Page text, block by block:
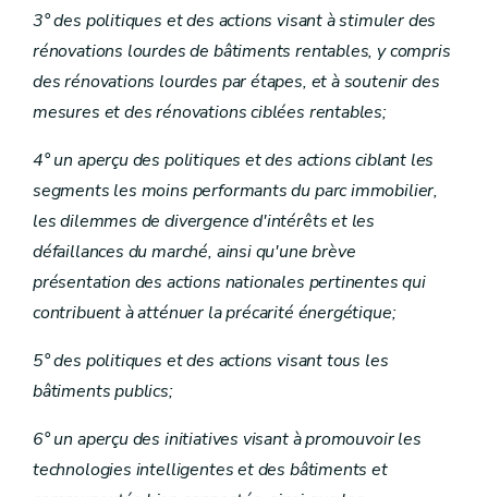
3° des politiques et des actions visant à stimuler des
rénovations lourdes de bâtiments rentables, y compris
des rénovations lourdes par étapes, et à soutenir des
mesures et des rénovations ciblées rentables;
4° un aperçu des politiques et des actions ciblant les
segments les moins performants du parc immobilier,
les dilemmes de divergence d'intérêts et les
défaillances du marché, ainsi qu'une brève
présentation des actions nationales pertinentes qui
contribuent à atténuer la précarité énergétique;
5° des politiques et des actions visant tous les
bâtiments publics;
6° un aperçu des initiatives visant à promouvoir les
technologies intelligentes et des bâtiments et